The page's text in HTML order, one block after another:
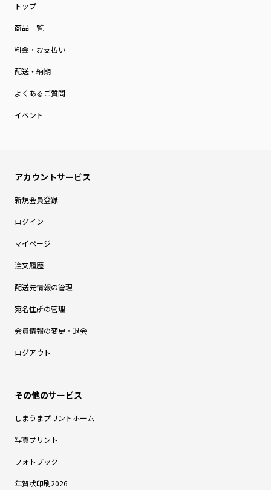
トップ
商品一覧
料金・お支払い
配送・納期
よくあるご質問
イベント
新規会員登録
ログイン
マイページ
注文履歴
配送先情報の管理
宛名住所の管理
会員情報の変更・退会
ログアウト
しまうまプリントホーム
写真プリント
フォトブック
年賀状印刷2026